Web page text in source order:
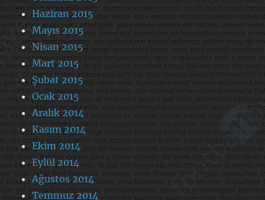
Haziran 2015
Mayıs 2015
Nisan 2015
Mart 2015
Şubat 2015
Ocak 2015
Aralık 2014
Kasım 2014
Ekim 2014
Eylül 2014
Ağustos 2014
Temmuz 2014